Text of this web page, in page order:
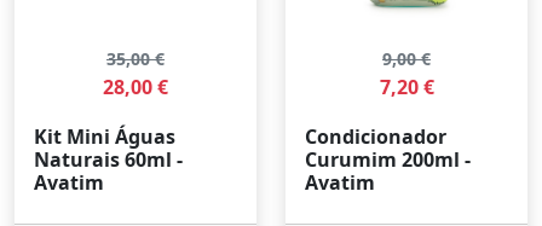
35,00 €
28,00 €
Kit Mini Águas
Naturais 60ml -
Avatim
9,00 €
7,20 €
Condicionador
Curumim 200ml -
Avatim